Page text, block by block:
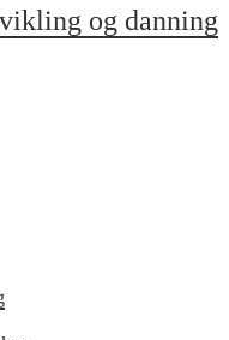
og danning